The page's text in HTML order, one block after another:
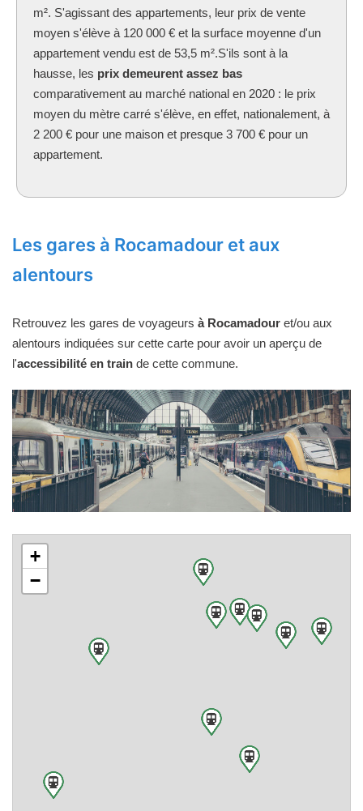
m². S'agissant des appartements, leur prix de vente
moyen s'élève à 120 000 € et la surface moyenne d'un
appartement vendu est de 53,5 m².S'ils sont à la
hausse, les prix demeurent assez bas
comparativement au marché national en 2020 : le prix
moyen du mètre carré s'élève, en effet, nationalement, à
2 200 € pour une maison et presque 3 700 € pour un
appartement.
Les gares à Rocamadour et aux
alentours
Retrouvez les gares de voyageurs à Rocamadour et/ou aux
alentours indiquées sur cette carte pour avoir un aperçu de
l'accessibilité en train de cette commune.
+
−